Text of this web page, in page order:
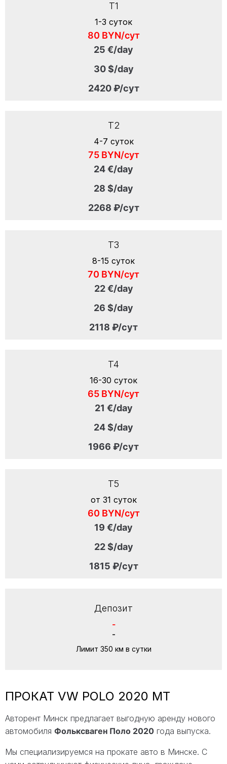
T1
1-3 суток
80 BYN/сут
25 €/day
30 $/day
2420 ₽/сут
T2
4-7 суток
75 BYN/сут
24 €/day
28 $/day
2268 ₽/сут
T3
8-15 суток
70 BYN/сут
22 €/day
26 $/day
2118 ₽/сут
T4
16-30 суток
65 BYN/сут
21 €/day
24 $/day
1966 ₽/сут
T5
от 31 суток
60 BYN/сут
19 €/day
22 $/day
1815 ₽/сут
Депозит
-
-
Лимит 350 км в сутки
ПРОКАТ VW POLO 2020 MT
Авторент Минск предлагает выгодную аренду нового
автомобиля Фольксваген Поло 2020 года выпуска.
Мы специализируемся на прокате авто в Минске. С